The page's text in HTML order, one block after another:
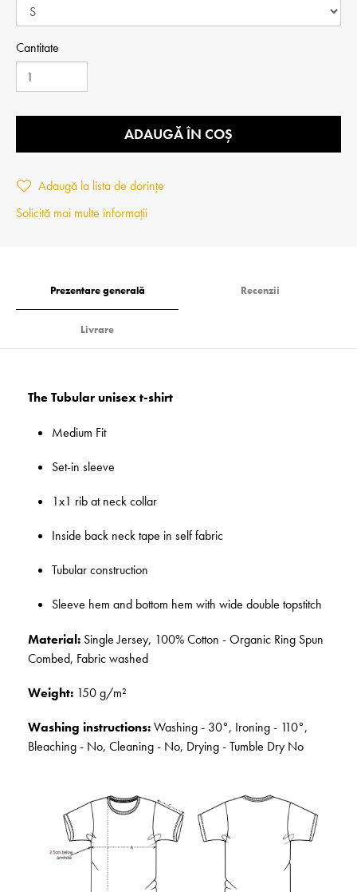
Cantitate
ADAUGĂ ÎN COȘ
Adaugă la lista de dorințe
Solicită mai multe informații
Prezentare generală Recenzii
Livrare
The Tubular unisex t-shirt
Medium Fit
Set-in sleeve
1x1 rib at neck collar
Inside back neck tape in self fabric
Tubular construction
Sleeve hem and bottom hem with wide double topstitch
Material: Single Jersey, 100% Cotton - Organic Ring Spun
Combed, Fabric washed
Weight: 150 g/m²
Washing instructions:Washing - 30°, Ironing - 110°,
Bleaching - No, Cleaning - No, Drying - Tumble Dry No